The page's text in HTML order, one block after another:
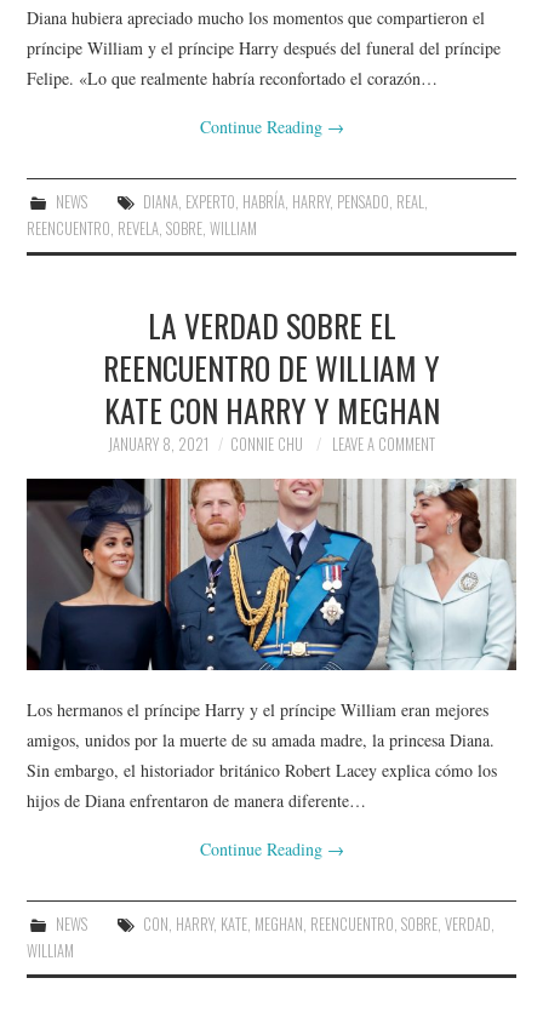
Diana hubiera apreciado mucho los momentos que compartieron el
príncipe William y el príncipe Harry después del funeral del príncipe
Felipe. «Lo que realmente habría reconfortado el corazón…
Continue Reading →
NEWS DIANA, EXPERTO, HABRÍA, HARRY, PENSADO, REAL,
REENCUENTRO, REVELA,SOBRE,WILLIAM
LA VERDAD SOBRE EL
REENCUENTRO DE WILLIAM Y
KATE CON HARRY Y MEGHAN
JANUARY 8, 2021 CONNIE CHU LEAVE A COMMENT
Los hermanos el príncipe Harry y el príncipe William eran mejores
amigos, unidos por la muerte de su amada madre, la princesa Diana.
Sin embargo, el historiador británico Robert Lacey explica cómo los
hijos de Diana enfrentaron de manera diferente…
Continue Reading →
NEWS CON, HARRY, KATE, MEGHAN, REENCUENTRO, SOBRE, VERDAD,
WILLIAM